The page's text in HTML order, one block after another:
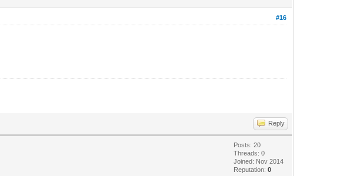
#16
Reply
Posts: 20
Threads: 0
Joined: Nov 2014
Reputation:0